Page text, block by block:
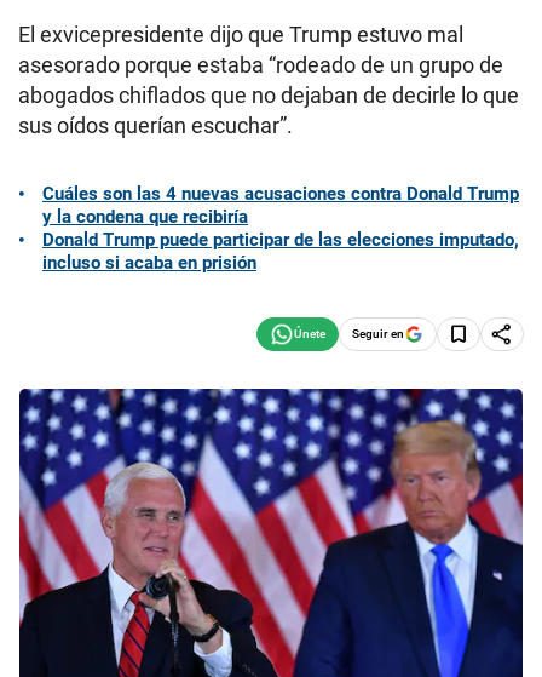
El exvicepresidente dijo que Trump estuvo mal
asesorado porque estaba “rodeado de un grupo de
abogados chiflados que no dejaban de decirle lo que
sus oídos querían escuchar”.
Cuáles son las 4 nuevas acusaciones contra Donald Trump
y la condena que recibiría
Donald Trump puede participar de las elecciones imputado,
incluso si acaba en prisión
Seguir en